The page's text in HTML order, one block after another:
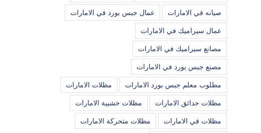
صيانه في الامارات عمال جبس بورد في الامارات
عمال سيراميك في الامارات
مصانع سيراميك في الامارات
مصنع جبس بورد في الامارات
مطلوب معلم جبس بورد الامارات مظلات الامارات
مظلات حدائق الامارات مظلات خشبية الامارات
مظلات في الامارات مظلات متحركة الامارات